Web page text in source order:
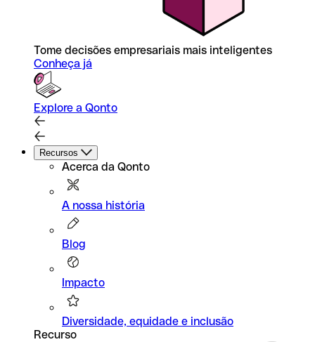
Tome decisões empresariais mais inteligentes
Conheça já
Explore a Qonto
Recursos
Acerca da Qonto
A nossa história
Blog
Impacto
Diversidade, equidade e inclusão
Recurso